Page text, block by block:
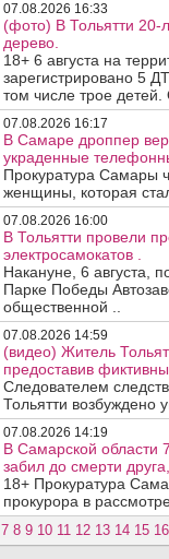
07.08.2026 16:33
(фото) В Тольятти 20-
дерево.
18+ 6 августа на
зарегистрировано 5
том числе трое
07.08.2026 16:17
В Самаре дроппер
украденные
Прокуратура Самары
женщины, которая
07.08.2026 16:00
В Тольятти провели
электросамокатов .
Накануне, 6 августа,
Парке Победы
общественной ..
07.08.2026 14:59
(видео) Житель
предоставив
Следователем
Тольятти возбуждено
07.08.2026 14:19
В Самарской области
забил до смерти
18+ Прокуратура
прокурора в
7 8 9 10 11 12 13 14 15 16